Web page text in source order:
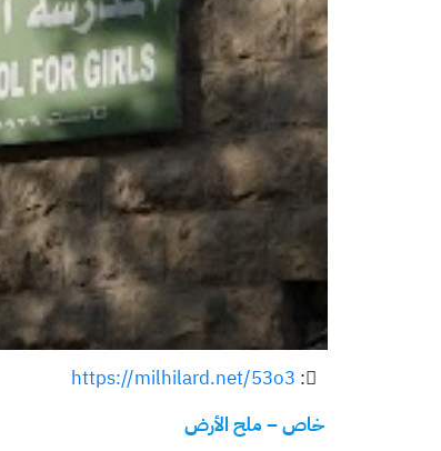
:
https://milhilard.net/53o3
خاص – ملح الأرض